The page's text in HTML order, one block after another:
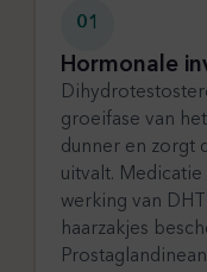
01
Hormonale
groeifase van
dunner en zorgt
uitvalt.
werking van
haarzakjes